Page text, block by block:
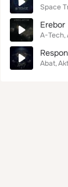
Space
Erebor
A-Tech
Abat